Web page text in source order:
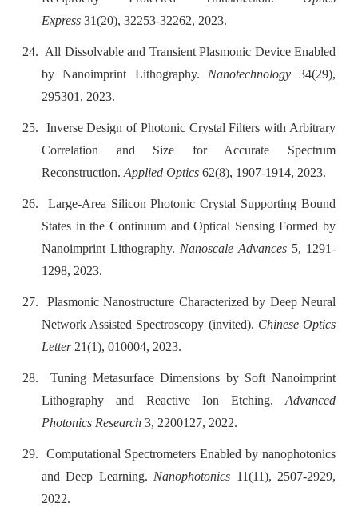
Express 31(20), 32253-32262, 2023.
24. All Dissolvable and Transient Plasmonic Device Enabled
by Nanoimprint Lithography. Nanotechnology34(29),
295301, 2023.
25.
Inverse Design of Photonic Crystal Filters with Arbitrary
Correlation and Size for Accurate Spectrum
Reconstruction. Applied Optics 62(8), 1907-1914, 2023.
26.
Large-Area Silicon Photonic Crystal Supporting Bound
States in the Continuum and Optical Sensing Formed by
Nanoimprint Lithography. Nanoscale Advances 5, 1291-
1298, 2023.
27.
Plasmonic Nanostructure Characterized by Deep Neural
Network Assisted Spectroscopy (invited). Chinese Optics
Letter21(1), 010004, 2023.
28.
Tuning Metasurface Dimensions by Soft Nanoimprint
Lithography and Reactive Ion Etching. Advanced
Photonics Research 3, 2200127, 2022.
29.
Computational Spectrometers Enabled by nanophotonics
and Deep Learning. Nanophotonics 11(11), 2507-2929,
2022.